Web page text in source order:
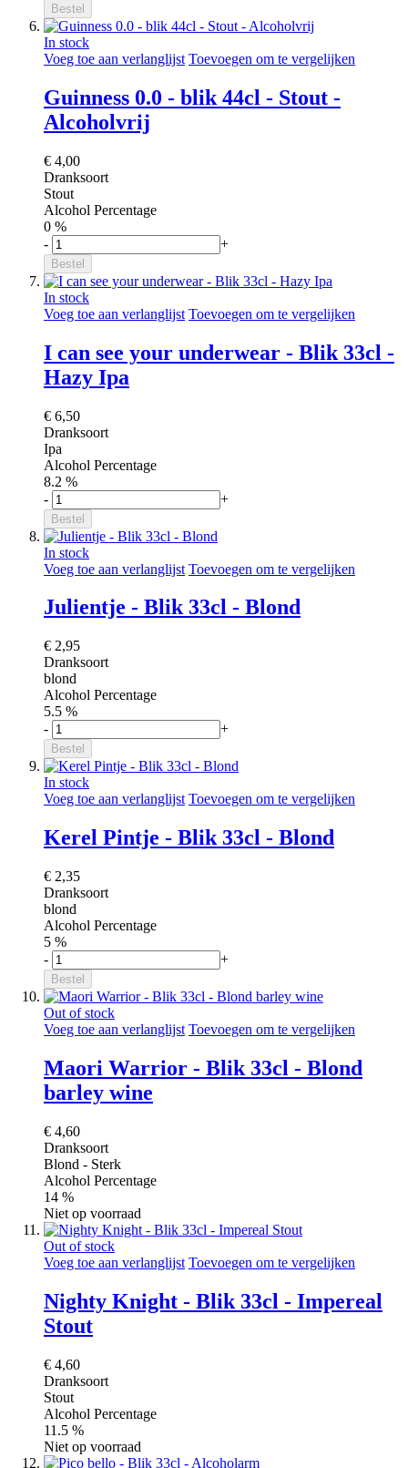
Bestel
In stock
Voeg toe aan verlanglijst Toevoegen om te vergelijken
Guinness 0.0 - blik 44cl - Stout -
Alcoholvrij
€ 4,00
Dranksoort
Stout
Alcohol Percentage
0 %
-
+
Bestel
In stock
Voeg toe aan verlanglijst Toevoegen om te vergelijken
I can see your underwear - Blik 33cl -
Hazy Ipa
€ 6,50
Dranksoort
Ipa
Alcohol Percentage
8.2 %
-
+
Bestel
In stock
Voeg toe aan verlanglijst Toevoegen om te vergelijken
Julientje - Blik 33cl - Blond
€ 2,95
Dranksoort
blond
Alcohol Percentage
5.5 %
-
+
Bestel
In stock
Voeg toe aan verlanglijst Toevoegen om te vergelijken
Kerel Pintje - Blik 33cl - Blond
€ 2,35
Dranksoort
blond
Alcohol Percentage
5 %
-
+
Bestel
Out of stock
Voeg toe aan verlanglijst Toevoegen om te vergelijken
Maori Warrior - Blik 33cl - Blond
barley wine
€ 4,60
Dranksoort
Blond - Sterk
Alcohol Percentage
14 %
Niet op voorraad
Out of stock
Voeg toe aan verlanglijst Toevoegen om te vergelijken
Nighty Knight - Blik 33cl - Impereal
Stout
€ 4,60
Dranksoort
Stout
Alcohol Percentage
11.5 %
Niet op voorraad